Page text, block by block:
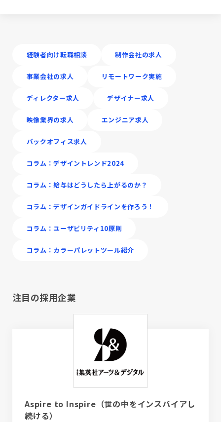
経験者向け転職相談 制作会社の求人
事業会社の求人 リモートワーク実施
ディレクター求人 デザイナー求人
映像業界の求人 エンジニア求人
バックオフィス求人
コラム：デザイントレンド2024
コラム：給与はどうしたら上がるのか？
コラム：デザインガイドラインを作ろう！
コラム：ユーザビリティ10原則
コラム：カラーパレットツール紹介
注目の採用企業
Aspire to Inspire（世の中をインスパイアし
続ける）